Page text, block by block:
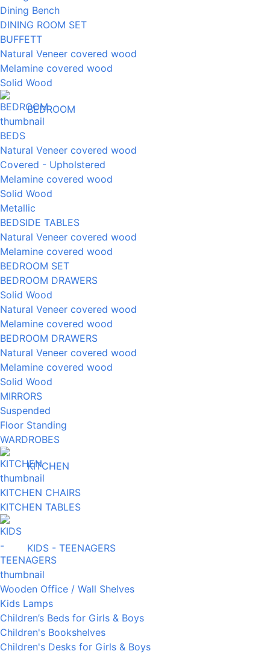
Dining Bench
DINING ROOM SET
BUFFETT
Natural Veneer covered wood
Melamine covered wood
Solid Wood
BEDROOM
BEDS
Natural Veneer covered wood
Covered - Upholstered
Melamine covered wood
Solid Wood
Metallic
BEDSIDE TABLES
Natural Veneer covered wood
Melamine covered wood
BEDROOM SET
BEDROOM DRAWERS
Solid Wood
Natural Veneer covered wood
Melamine covered wood
BEDROOM DRAWERS
Natural Veneer covered wood
Melamine covered wood
Solid Wood
MIRRORS
Suspended
Floor Standing
WARDROBES
KITCHEN
KITCHEN CHAIRS
KITCHEN TABLES
KIDS - TEENAGERS
Wooden Office / Wall Shelves
Kids Lamps
Children’s Beds for Girls & Boys
Children's Bookshelves
Children's Desks for Girls & Boys